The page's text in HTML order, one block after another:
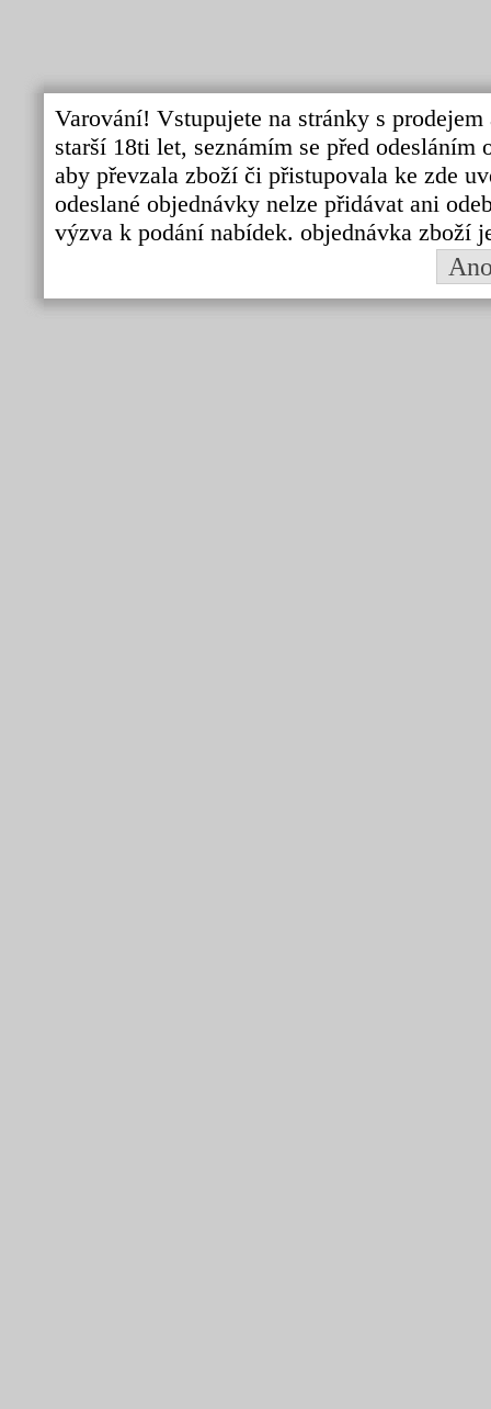
Varování! Vstupujete na stránky s
starší 18ti let, seznámím se před
aby převzala zboží či přistupovala ke zde
odeslané objednávky nelze přidávat ani
výzva k podání nabídek. objednávka zboží